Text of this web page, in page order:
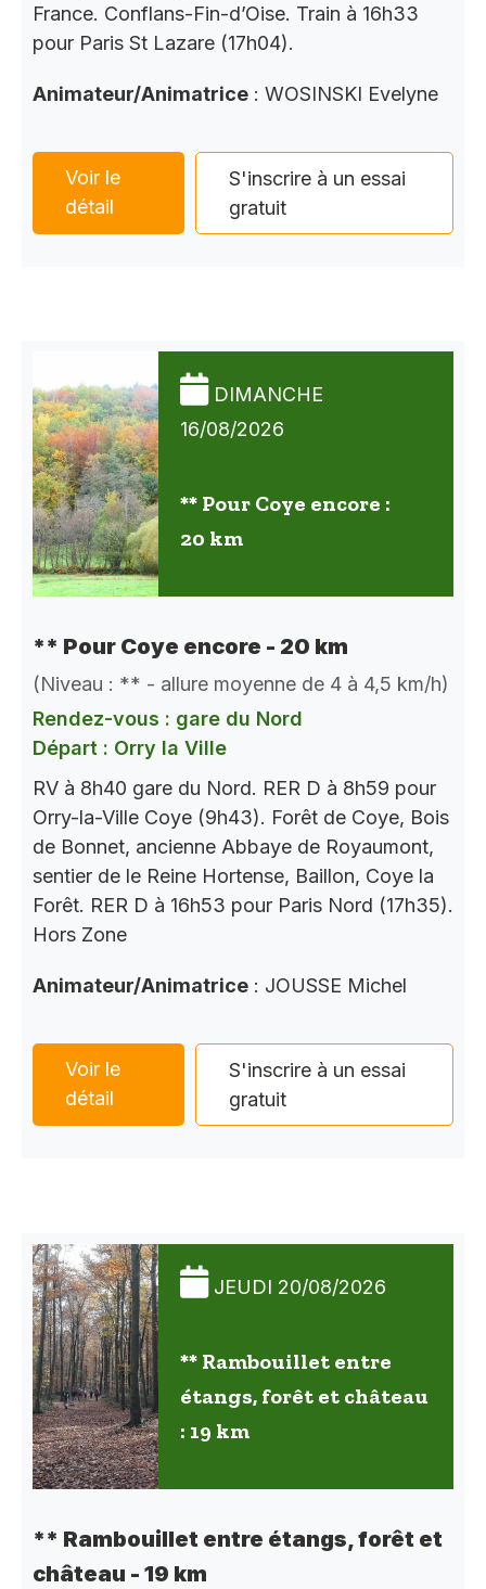
France. Conflans-Fin-d’Oise. Train à 16h33
pour Paris St Lazare (17h04).
Animateur/Animatrice : WOSINSKI Evelyne
Voir le
détail
S'inscrire à un essai
gratuit
DIMANCHE
16/08/2026
** Pour Coye encore :
20 km
** Pour Coye encore - 20 km
(Niveau : ** - allure moyenne de 4 à 4,5 km/h)
Rendez-vous : gare du Nord
Départ : Orry la Ville
RV à 8h40 gare du Nord. RER D à 8h59 pour
Orry-la-Ville Coye (9h43). Forêt de Coye, Bois
de Bonnet, ancienne Abbaye de Royaumont,
sentier de le Reine Hortense, Baillon, Coye la
Forêt. RER D à 16h53 pour Paris Nord (17h35).
Hors Zone
Animateur/Animatrice : JOUSSE Michel
Voir le
détail
S'inscrire à un essai
gratuit
JEUDI 20/08/2026
** Rambouillet entre
étangs, forêt et château
: 19 km
** Rambouillet entre étangs, forêt et
château - 19 km